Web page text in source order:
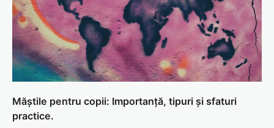
Măștile pentru copii: Importanță, tipuri și sfaturi
practice.